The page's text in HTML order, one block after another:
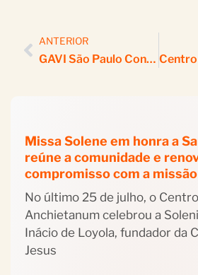
ANTERIOR
GAVI São Paulo Convida Jovens E Jovens Adultos A Revisitar A Própria História De Fé
Missa Solene em honra a
reúne a comunidade e
compromisso com a
No último 25 de julho, o
Anchietanum celebrou a
Inácio de Loyola, fundador da
Jesus